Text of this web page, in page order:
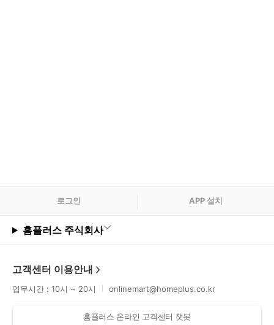
로그인 APP 설치
홈플러스 주식회사
고객센터 이용안내
업무시간 : 10시 ~ 20시 onlinemart@homeplus.co.kr
홈플러스 온라인 고객센터 챗봇